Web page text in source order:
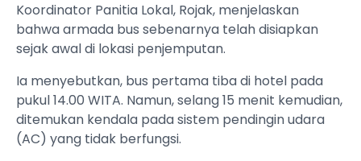
Koordinator Panitia Lokal, Rojak, menjelaskan
bahwa armada bus sebenarnya telah disiapkan
sejak awal di lokasi penjemputan.
Ia menyebutkan, bus pertama tiba di hotel pada
pukul 14.00 WITA. Namun, selang 15 menit kemudian,
ditemukan kendala pada sistem pendingin udara
(AC) yang tidak berfungsi.